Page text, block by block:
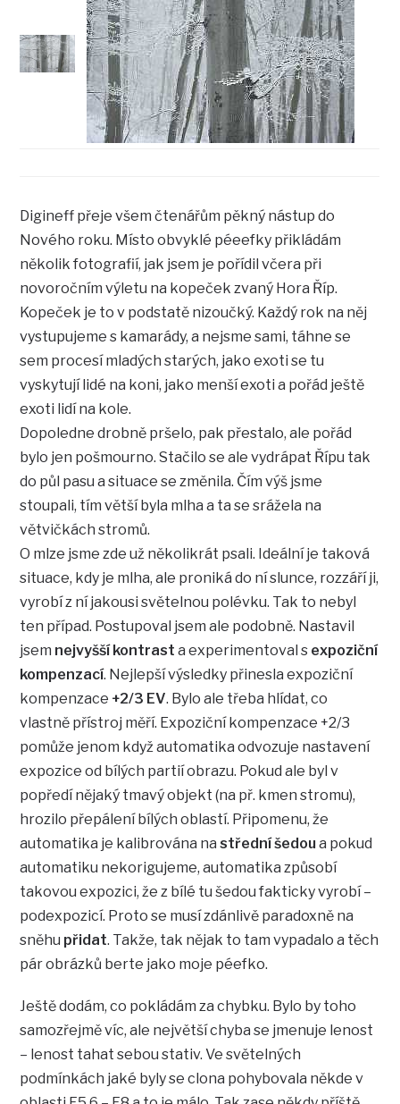
Digineff přeje všem čtenářům pěkný nástup do
Nového roku. Místo obvyklé péeefky přikládám
několik fotografií, jak jsem je pořídil včera při
novoročním výletu na kopeček zvaný Hora Říp.
Kopeček je to v podstatě nizoučký. Každý rok na něj
vystupujeme s kamarády, a nejsme sami, táhne se
sem procesí mladých starých, jako exoti se tu
vyskytují lidé na koni, jako menší exoti a pořád ještě
exoti lidí na kole.
Dopoledne drobně pršelo, pak přestalo, ale pořád
bylo jen pošmourno. Stačilo se ale vydrápat Řípu tak
do půl pasu a situace se změnila. Čím výš jsme
stoupali, tím větší byla mlha a ta se srážela na
větvičkách stromů.
O mlze jsme zde už několikrát psali. Ideální je taková
situace, kdy je mlha, ale proniká do ní slunce, rozzáří ji,
vyrobí z ní jakousi světelnou polévku. Tak to nebyl
ten případ. Postupoval jsem ale podobně. Nastavil
jsem nejvyšší kontrast a experimentoval s expoziční
kompenzací. Nejlepší výsledky přinesla expoziční
kompenzace +2/3 EV. Bylo ale třeba hlídat, co
vlastně přístroj měří. Expoziční kompenzace +2/3
pomůže jenom když automatika odvozuje nastavení
expozice od bílých partií obrazu. Pokud ale byl v
popředí nějaký tmavý objekt (na př. kmen stromu),
hrozilo přepálení bílých oblastí. Připomenu, že
automatika je kalibrována nastřední šedoua pokud
automatiku nekorigujeme, automatika způsobí
takovou expozici, že z bílé tu šedou fakticky vyrobí –
podexpozicí. Proto se musí zdánlivě paradoxně na
sněhu přidat. Takže, tak nějak to tam vypadalo a těch
pár obrázků berte jako moje péefko.
Ještě dodám, co pokládám za chybku. Bylo by toho
samozřejmě víc, ale největší chyba se jmenuje lenost
– lenost tahat sebou stativ. Ve světelných
podmínkách jaké byly se clona pohybovala někde v